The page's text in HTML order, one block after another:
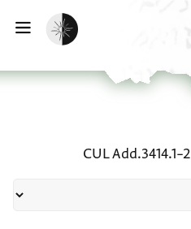
הפעלת מצב כהה
CUL Add.3414.1–2